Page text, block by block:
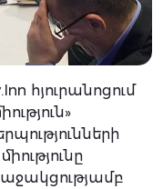
հյուրանոցում
աջակցությամբ